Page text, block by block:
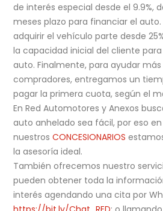
de interés especial desde el 9.9%,
meses plazo para financiar el
adquirir el vehículo parte desde
la capacidad inicial del cliente
auto. Finalmente, para ayudar
compradores, entregamos un
pagar la primera cuota, según el
En Red Automotores y Anexos
auto anhelado sea fácil, por eso
nuestrosCONCESIONARIOS
la asesoría ideal.
También ofrecemos nuestro
pueden obtener toda la
interés agendando una cita por